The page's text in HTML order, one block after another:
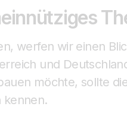
werfen wir einen
und
möchte, sollte
kennen.